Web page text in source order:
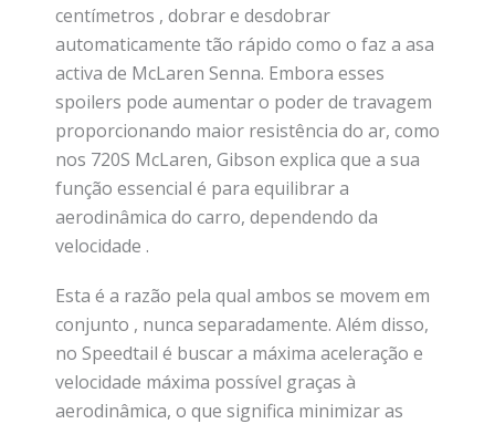
centímetros , dobrar e desdobrar
automaticamente tão rápido como o faz a asa
activa de McLaren Senna. Embora esses
spoilers pode aumentar o poder de travagem
proporcionando maior resistência do ar, como
nos 720S McLaren, Gibson explica que a sua
função essencial é para equilibrar a
aerodinâmica do carro, dependendo da
velocidade .
Esta é a razão pela qual ambos se movem em
conjunto , nunca separadamente. Além disso,
no Speedtail é buscar a máxima aceleração e
velocidade máxima possível graças à
aerodinâmica, o que significa minimizar as